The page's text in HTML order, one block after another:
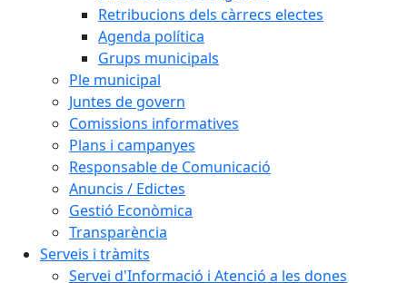
Retribucions dels càrrecs electes
Agenda política
Grups municipals
Ple municipal
Juntes de govern
Comissions informatives
Plans i campanyes
Responsable de Comunicació
Anuncis / Edictes
Gestió Econòmica
Transparència
Serveis i tràmits
Servei d'Informació i Atenció a les dones